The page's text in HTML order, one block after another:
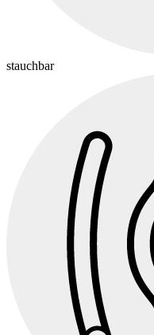
stauchbar